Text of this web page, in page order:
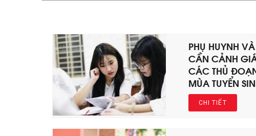
PHỤ HUYNH
CẦN CẢNH
CÁC THỦ
MÙA TUYỂN
CHI TIẾT